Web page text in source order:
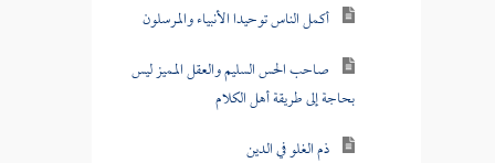
أكمل الناس توحيدا الأنبياء والمرسلون
صاحب الحس السليم والعقل المميز ليس
بحاجة إلى طريقة أهل الكلام
ذم الغلو في الدين